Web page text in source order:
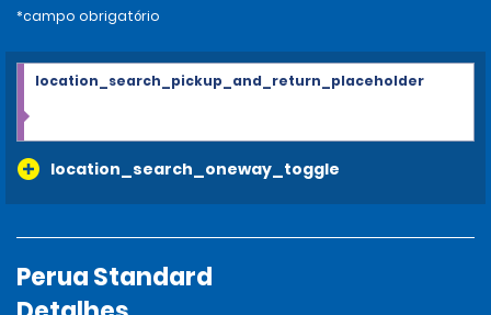
*campo obrigatório
location_search_oneway_toggle
location_search_pickup_and_return_placeholder
Perua Standard